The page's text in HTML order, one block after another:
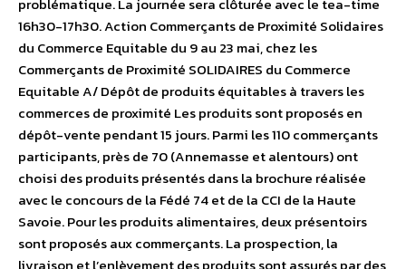
problématique. La journée sera clôturée avec le tea-time
16h30-17h30. Action Commerçants de Proximité Solidaires
du Commerce Equitable du 9 au 23 mai, chez les
Commerçants de Proximité SOLIDAIRES du Commerce
Equitable A/ Dépôt de produits équitables à travers les
commerces de proximité Les produits sont proposés en
dépôt-vente pendant 15 jours. Parmi les 110 commerçants
participants, près de 70 (Annemasse et alentours) ont
choisi des produits présentés dans la brochure réalisée
avec le concours de la Fédé 74 et de la CCI de la Haute
Savoie. Pour les produits alimentaires, deux présentoirs
sont proposés aux commerçants. La prospection, la